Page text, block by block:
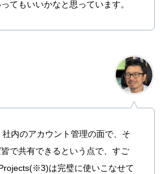
てもいいかなと思っています。
内のアカウント管理の面で、そ
で共有できるという点で、すご
は完璧に使いこなせて